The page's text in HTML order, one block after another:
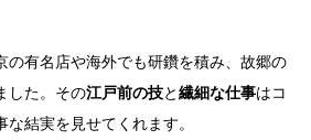
の有名店や海外でも研鑽を積み、故郷の
した。その江戸前の技と繊細な仕事はコ
結実を見せてくれます。